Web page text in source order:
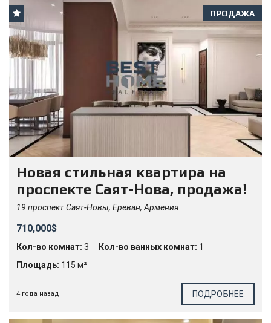
ПРОДАЖА
Новая стильная квартира на
проспекте Саят-Нова, продажа!
19 проспект Саят-Новы, Ереван, Армения
710,000$
Кол-во комнат: 3 Кол-во ванных комнат: 1
Площадь: 115 м²
4 года назад ПОДРОБНЕЕ